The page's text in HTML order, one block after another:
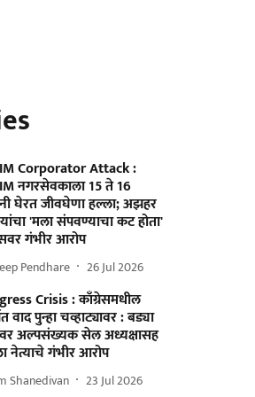
Corporator Attack :
नगरसेवकाला 15 ते 16
घेरत जीवघेणा हल्ला; अझहर
'मला संपवण्याचा कट होता'
गंभीर आरोप
Pendhare 26 Jul 2026
Crisis : काँग्रेसमधील
वाद पुन्हा चव्हाट्यावर : बड्या
अल्पसंख्यक सेल अध्यक्षासह
नेत्याचे गंभीर आरोप
Shanedivan 23 Jul 2026